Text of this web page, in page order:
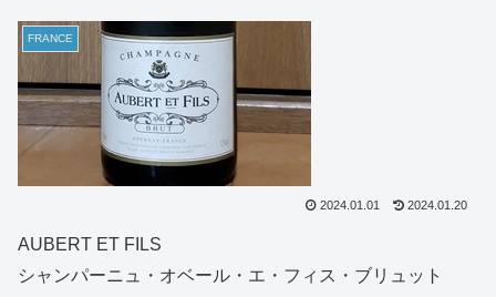
FRANCE
2024.01.01 2024.01.20
AUBERT ET FILS
シャンパーニュ・オベール・エ・フィス・ブリュット